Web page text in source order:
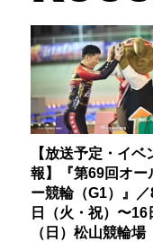
【放送予定・イベ
報】『第69回オー
ー競輪（G1）』
日（火・祝）〜16
（日）松山競輪場